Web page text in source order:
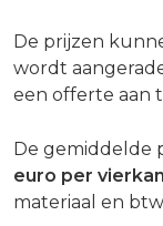
De prijzen
wordt
een offerte aan
De gemiddelde
euro per
materiaal en